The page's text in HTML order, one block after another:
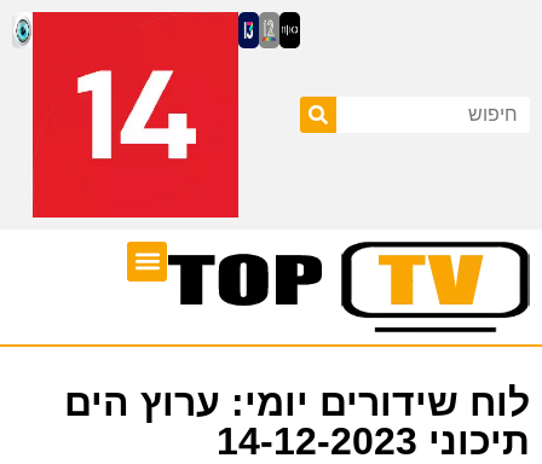
לוח שידורים יומי: ערוץ הים
תיכוני 14-12-2023